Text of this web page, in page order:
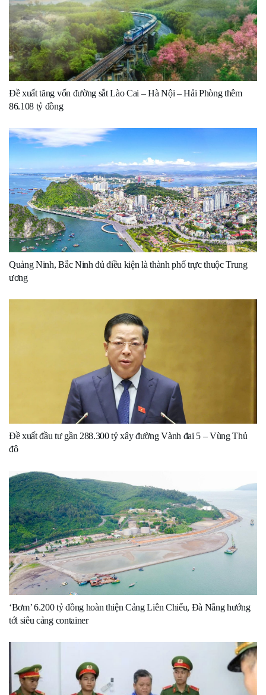
Đề xuất tăng vốn đường sắt Lào Cai – Hà Nội – Hải Phòng thêm
86.108 tỷ đồng
Quảng Ninh, Bắc Ninh đủ điều kiện là thành phố trực thuộc Trung
ương
Đề xuất đầu tư gần 288.300 tỷ xây đường Vành đai 5 – Vùng Thủ
đô
‘Bơm’ 6.200 tỷ đồng hoàn thiện Cảng Liên Chiểu, Đà Nẵng hướng
tới siêu cảng container